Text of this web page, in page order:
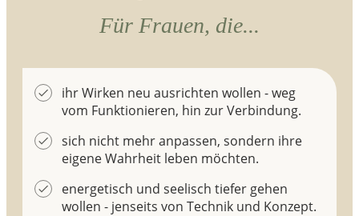
Für Frauen, die...
ihr Wirken neu ausrichten wollen - weg
vom Funktionieren, hin zur Verbindung.
sich nicht mehr anpassen, sondern ihre
eigene Wahrheit leben möchten.
energetisch und seelisch tiefer gehen
wollen - jenseits von Technik und Konzept.